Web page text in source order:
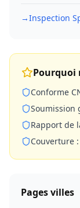
→Inspection
Pourquoi
Conforme
Soumission
Rapport de
Couverture
Pages villes